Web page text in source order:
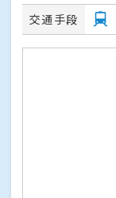
交通手段